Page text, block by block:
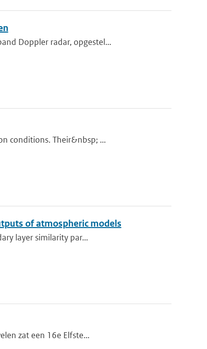
Doppler radar, opgestel...
conditions. Their&nbsp; ...
of atmospheric models
layer similarity par...
zat een 16e Elfste...